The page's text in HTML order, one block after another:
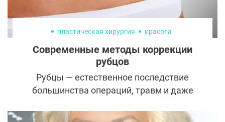
пластическая хирургия красота
Современные методы коррекции
рубцов
Рубцы — естественное последствие
большинства операций, травм и даже
беременности или росте. Кого-то они не